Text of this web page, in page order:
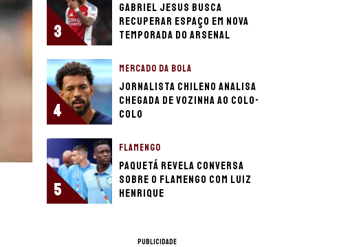
3
Gabriel Jesus busca
recuperar espaço em nova
temporada do Arsenal
4
MERCADO DA BOLA
Jornalista chileno analisa
chegada de Vozinha ao Colo-
Colo
5
FLAMENGO
Paquetá revela conversa
sobre o Flamengo com Luiz
Henrique
PUBLICIDADE